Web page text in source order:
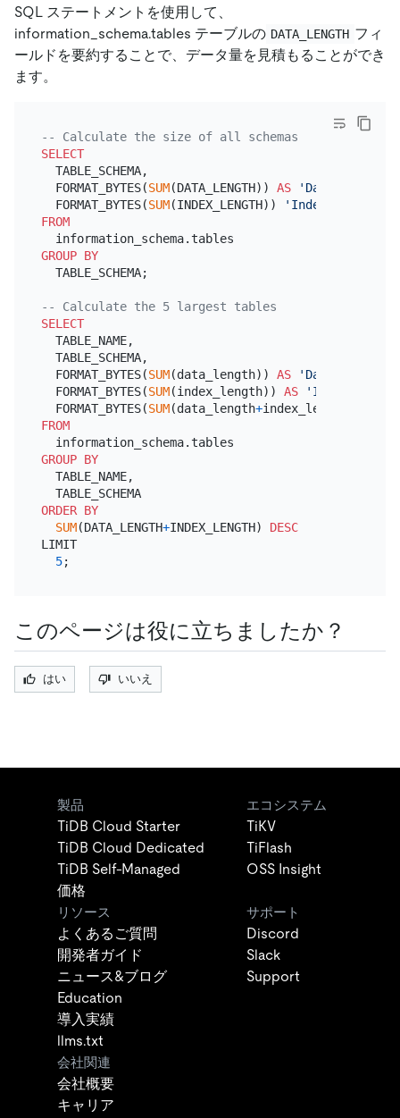
SQL ステートメントを使用して、
information_schema.tables テーブルの DATA_LENGTH フィ
ールドを要約することで、データ量を見積もることができ
ます。
-- Calculate the size of all schemas
SELECT
  TABLE_SCHEMA,
  FORMAT_BYTES(
SUM(DATA_LENGTH)) AS 'Data Size'
  FORMAT_BYTES(
SUM(INDEX_LENGTH))
'Index Size'
FROM
GROUP BY
  TABLE_SCHEMA;
-- Calculate the 5 largest tables
SELECT
  TABLE_NAME,
  TABLE_SCHEMA,
  FORMAT_BYTES(
SUM(data_length)) AS 'Data Size'
  FORMAT_BYTES(
SUM(index_length)) AS 'Index Size'
  FORMAT_BYTES(
SUM(data_length+index_length))
FROM
GROUP BY
  TABLE_NAME,
  TABLE_SCHEMA
ORDER BY
SUM(DATA_LENGTH+INDEX_LENGTH) DESC
LIMIT
5
このページは役に立ちましたか？
はい いいえ
製品
TiDB Cloud Starter
TiDB Cloud Dedicated
TiDB Self-Managed
価格
エコシステム
TiKV
TiFlash
OSS Insight
リソース
よくあるご質問
開発者ガイド
ニュース&ブログ
Education
導入実績
llms.txt
サポート
Discord
Slack
Support
会社関連
会社概要
キャリア